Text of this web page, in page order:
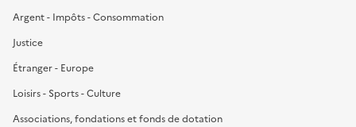
Argent - Impôts - Consommation
Justice
Étranger - Europe
Loisirs - Sports - Culture
Associations, fondations et fonds de dotation